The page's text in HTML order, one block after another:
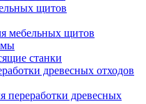
щитов
мебельных щитов
станки
древесных отходов
переработки древесных